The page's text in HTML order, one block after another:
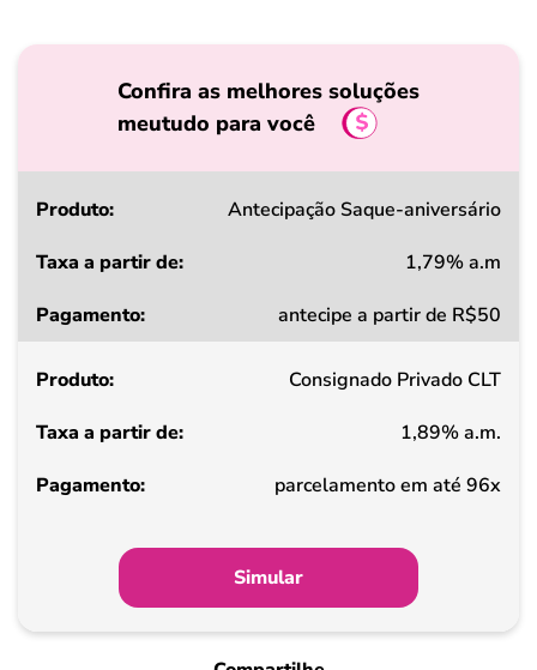
Confira as melhores soluções
meutudo para você
Produto
a
de
Pagamento
Antecipação Saque-aniversário
1,79% a.m
antecipe a partir de R$50
Consignado Privado CLT
1,89% a.m.
parcelamento em até 96x
Simular